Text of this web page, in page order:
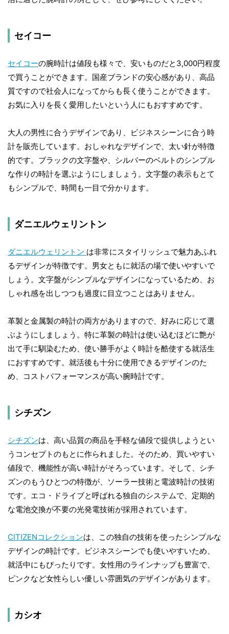
セイコー
セイコーの腕時計は値段も様々で、安いものだと3,000円程度
で買うことができます。国産ブランドの安心感があり、高品
質ですので社会人になってからも長く使うことができます。
お気に入りを長く愛用したいという人にもおすすめです。
大人の男性に合うデザインであり、ビジネスシーンに合う時
計を販売しています。おしゃれなデザインで、太い針が特徴
的です。ブラックの文字盤や、シルバーのベルトのシンプル
な作りの時計を選ぶようにしましょう。文字盤の表示もとて
もシンプルで、時間も一目で分かります。
ダニエルウェリントン
ダニエルウェリントン は非常にスタイリッシュで魅力あふれ
るデザインが特徴です。男女ともに就活の場で使いやすいで
しょう。文字盤がシンプルなデザインになっているため、お
しゃれ感を出しつつも過度に目立つことはありません。
革製と金属製の時計の両方がありますので、好みに応じて選
ぶようにしましょう。特に革製の時計は使い込むほどに艶が
出て手に馴染むため、使い勝手がよく時計を酷使する就活生
におすすめです。就活後も十分に使用できるデザインのた
め、コストパフォーマンスが高い腕時計です。
シチズン
シチズンは、高い品質の商品を手軽な値段で提供しようとい
うコンセプトのもとに作られました。そのため、買いやすい
値段で、機能性が高い時計がそろっています。そして、シチ
ズンのもうひとつの特徴が、ソーラー技術と電波時計の技術
です。エコ・ドライブと呼ばれる独自のシステムで、定期的
な電池交換が不要の光発電技術が採用されています。
CITIZENコレクションは、この独自の技術を使ったシンプルな
デザインの時計です。ビジネスシーンでも使いやすいため、
就活中にもぴったりです。女性用のラインナップも豊富で、
ピンクなど女性らしい優しい雰囲気のデザインがあります。
カシオ